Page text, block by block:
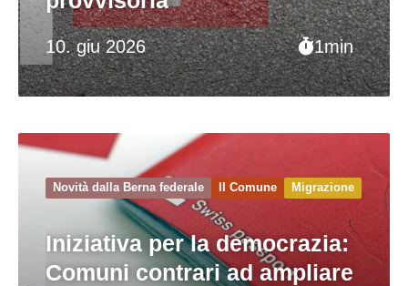
10. giu 2026 1min
Novità dalla Berna federale Il Comune Migrazione
Iniziativa per la democrazia:
Comuni contrari ad ampliare